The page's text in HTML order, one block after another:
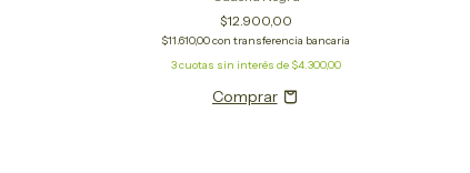
$12.900,00
$11.610,00con transferencia bancaria
3cuotas sin interés de $4.300,00